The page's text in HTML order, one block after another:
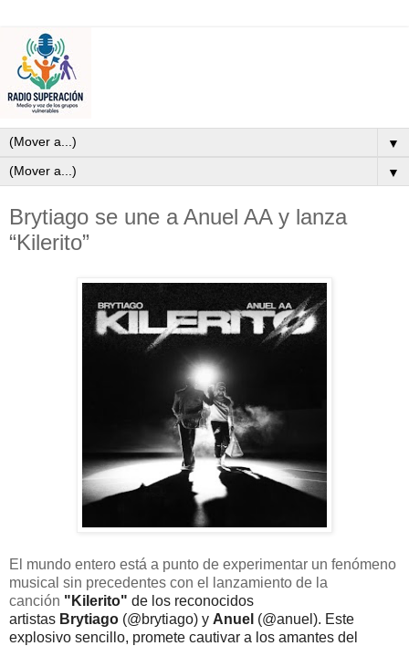
▼
▼
Brytiago se une a Anuel AA y lanza
“Kilerito”
El mundo entero está a punto de experimentar un fenómeno
musical sin precedentes con el lanzamiento de la
canción "Kilerito" de los reconocidos
artistas Brytiago (@brytiago) y Anuel (@anuel). Este
explosivo sencillo, promete cautivar a los amantes del